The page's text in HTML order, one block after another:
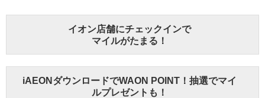
イオン店舗にチェックインで
マイルがたまる！
iAEONダウンロードでWAON POINT！抽選でマイ
ルプレゼントも！